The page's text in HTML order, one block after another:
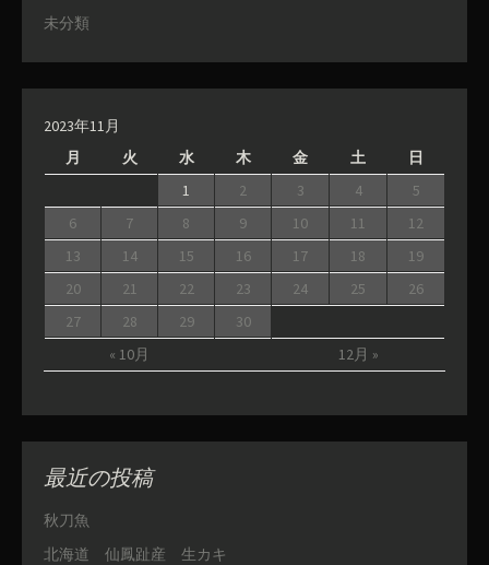
未分類
2023年11月
月
火 水 木 金 土 日
« 10月 12月 »
1 2 3 4
5
6
7 8 9 10 11
12
13
14 15 16 17 18
19
20
21 22 23 24 25
26
27
28 29 30
最近の投稿
秋刀魚
北海道 仙鳳趾産 生カキ